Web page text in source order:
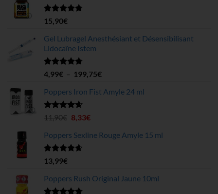
Note4.78
sur 5
15,90€
Gel Lubragel Anesthésiant et Désensibilisant
Lidocaïne Istem
Note4.70
sur 5
4,99€ – 199,75€Plage
prix :
Poppers Iron Fist Amyle 24 ml
Note4.63
11,90€ Le
initial
était :
8,33€Le
actuel
Poppers Sexline Rouge Amyle 15 ml
Note4.58
sur 5
13,99€
Poppers Rush Original Jaune 10ml